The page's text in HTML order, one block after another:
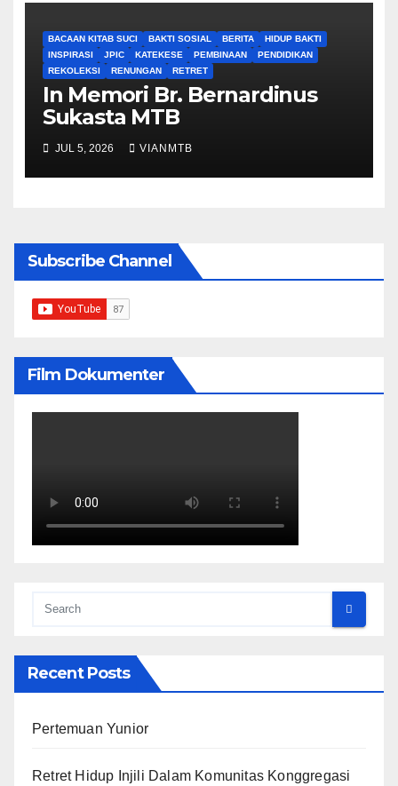
BACAAN KITAB SUCI BAKTI SOSIAL BERITA
HIDUP BAKTI
INSPIRASI
JPIC KATEKESE PEMBINAAN
PENDIDIKAN
REKOLEKSI
RENUNGAN RETRET
In Memori Br. Bernardinus
Sukasta MTB
JUL 5, 2026 VIANMTB
Subscribe Channel
Film Dokumenter
Recent Posts
Pertemuan Yunior
Retret Hidup Injili Dalam Komunitas Konggregasi